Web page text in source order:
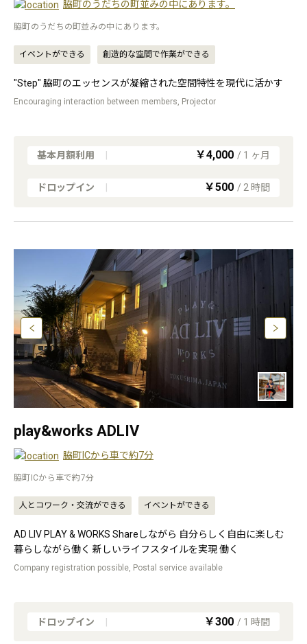
脇町のうだちの町並みの中にあります。
脇町のうだちの町並みの中にあります。
イベントができる 創造的な空間で作業ができる
"Step" 脇町のエッセンスが凝縮された空間特性を現代に活かす
Encouraging interaction between members, Projector
基本月額利用 ￥4,000 / 1 ヶ月
ドロップイン ￥500 / 2 時間
play&works ADLIV
脇町ICから車で約7分
脇町ICから車で約7分
人とコワーク・交流ができる イベントができる
AD LIV PLAY & WORKS Shareしながら 自分らしく自由に楽しむ
暮らしながら働く 新しいライフスタイルを実現 働く
Company registration possible, Postal service available
ドロップイン ￥300 / 1 時間